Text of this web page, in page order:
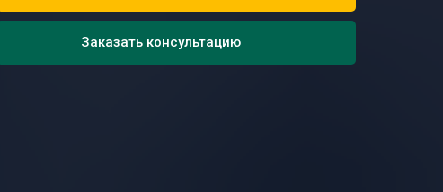
Заказать консультацию